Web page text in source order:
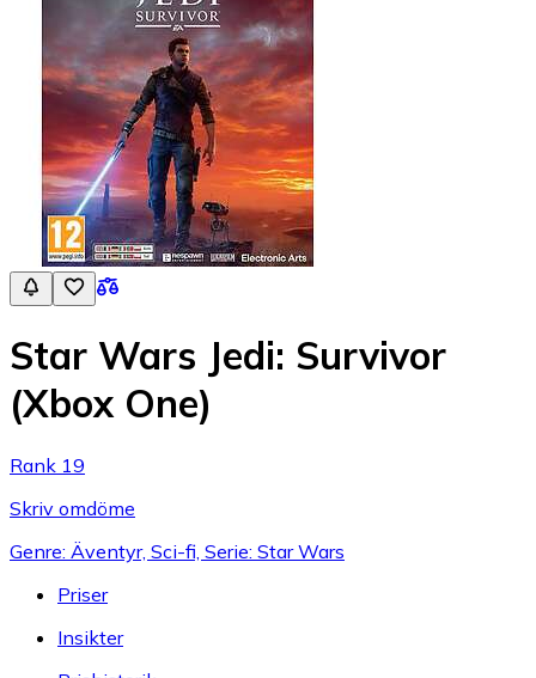
Star Wars Jedi: Survivor
(Xbox One)
Rank 19
Skriv omdöme
Genre: Äventyr, Sci-fi, Serie: Star Wars
Priser
Insikter